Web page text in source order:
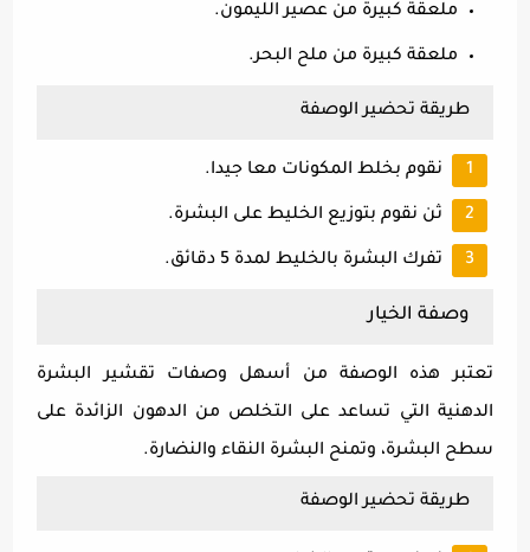
ملعقة كبيرة من عصير الليمون.
ملعقة كبيرة من ملح البحر.
طريقة تحضير الوصفة
نقوم بخلط المكونات معا جيدا.
ثن نقوم بتوزيع الخليط على البشرة.
تفرك البشرة بالخليط لمدة 5 دقائق.
وصفة الخيار
تعتبر هذه الوصفة من أسهل وصفات تقشير البشرة
الدهنية التي تساعد على التخلص من الدهون الزائدة على
سطح البشرة، وتمنح البشرة النقاء والنضارة.
طريقة تحضير الوصفة